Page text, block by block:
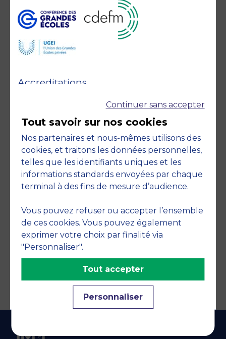
Accreditations
Engagements
Continuer sans accepter
Tout savoir sur nos cookies
Nos partenaires et nous-mêmes utilisons des
cookies, et traitons les données personnelles,
telles que les identifiants uniques et les
informations standards envoyées par chaque
terminal à des fins de mesure d’audience.
Vous pouvez refuser ou accepter l’ensemble
de ces cookies. Vous pouvez également
exprimer votre choix par finalité via
"Personnaliser".
Personnaliser
Tout accepter